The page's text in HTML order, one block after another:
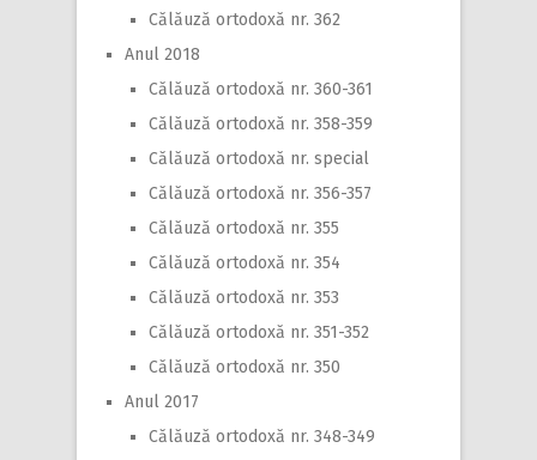
Călăuză ortodoxă nr. 362
Anul 2018
Călăuză ortodoxă nr. 360-361
Călăuză ortodoxă nr. 358-359
Călăuză ortodoxă nr. special
Călăuză ortodoxă nr. 356-357
Călăuză ortodoxă nr. 355
Călăuză ortodoxă nr. 354
Călăuză ortodoxă nr. 353
Călăuză ortodoxă nr. 351-352
Călăuză ortodoxă nr. 350
Anul 2017
Călăuză ortodoxă nr. 348-349